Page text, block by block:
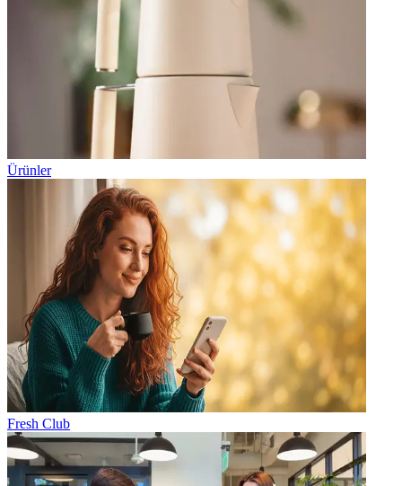
Ürünler
Fresh Club